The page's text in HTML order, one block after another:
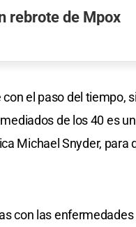
rebrote de Mpox
el paso del tiempo,
de los 40 es
Michael Snyder, para
con las